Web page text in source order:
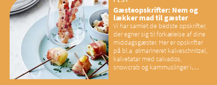
sociale fællesskaber
Gæsteopskrifter: Nem og
lækker mad til gæster
Vi har samlet de bedste opskrifter,
der egner sig til forkælelse af dine
middagsgæster. Her er opskrifter
på bl.a. ølmarineret kalveschnitzel,
kalvetatar med calvados,
snowcrab og kammuslinger i